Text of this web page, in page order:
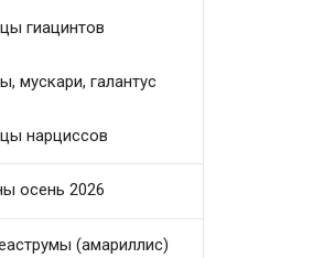
гиацинтов
мускари, галантус
нарциссов
осень 2026
(амариллис)